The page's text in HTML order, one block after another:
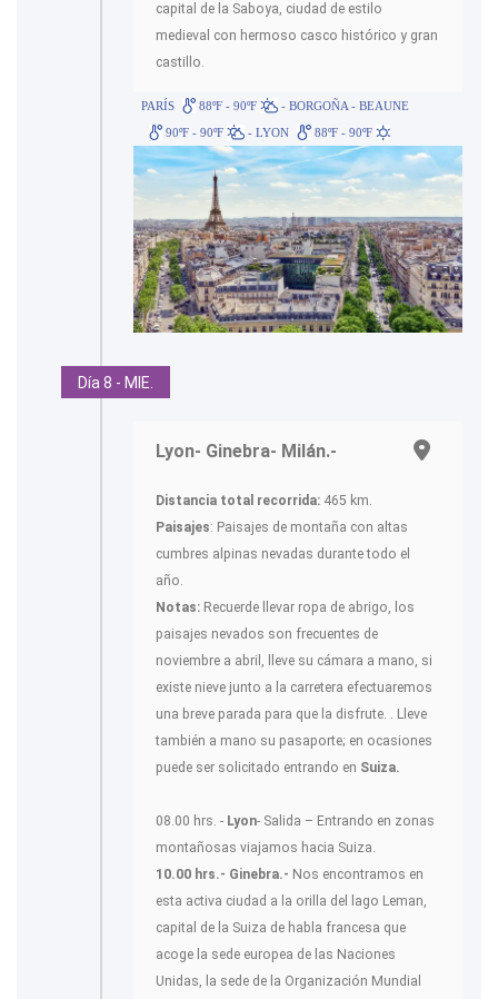
capital de la Saboya, ciudad de estilo
medieval con hermoso casco histórico y gran
castillo.
PARÍS 88ºF - 90ºF
- BORGOÑA - BEAUNE
90ºF - 90ºF
- LYON 88ºF - 90ºF
Día 8 - MIE.
Lyon- Ginebra- Milán.-
Distancia total recorrida: 465 km.
Paisajes: Paisajes de montaña con altas
cumbres alpinas nevadas durante todo el
año.
Notas: Recuerde llevar ropa de abrigo, los
paisajes nevados son frecuentes de
noviembre a abril, lleve su cámara a mano, si
existe nieve junto a la carretera efectuaremos
una breve parada para que la disfrute. . Lleve
también a mano su pasaporte; en ocasiones
puede ser solicitado entrando en Suiza.
08.00 hrs. - Lyon- Salida – Entrando en zonas
montañosas viajamos hacia Suiza.
10.00 hrs.- Ginebra.- Nos encontramos en
esta activa ciudad a la orilla del lago Leman,
capital de la Suiza de habla francesa que
acoge la sede europea de las Naciones
Unidas, la sede de la Organización Mundial